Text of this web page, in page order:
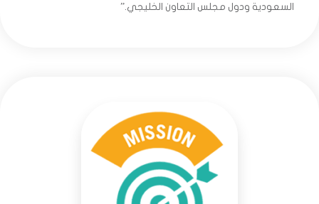
السعودية ودول مجلس التعاون الخليجي.”